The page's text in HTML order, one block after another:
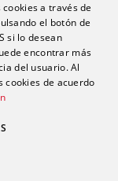
los síntomas
son
a través de
el botón de
si lo desean
encontrar más
del usuario. Al
cookies de acuerdo